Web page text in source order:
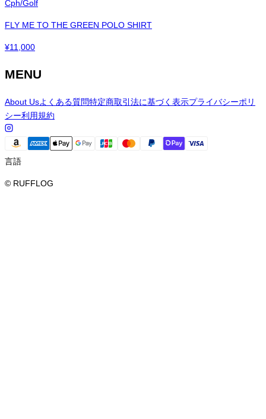
Cph/Golf
FLY ME TO THE GREEN POLO SHIRT
¥11,000
MENU
About Usよくある質問特定商取引法に基づく表示プライバシーポリ
シー利用規約
言語
© RUFFLOG